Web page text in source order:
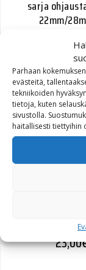
Parhaan
evästeitä,
tekniikoiden
tietoja, kuten
sivustolla.
haitallisesti tiettyihin
sarja
22mm/
25,00
SW-Motech
tangot
23,00